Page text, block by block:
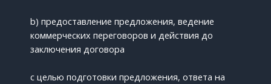
b) предоставление предложения, ведение
коммерческих переговоров и действия до
заключения договора
с целью подготовки предложения, ответа на